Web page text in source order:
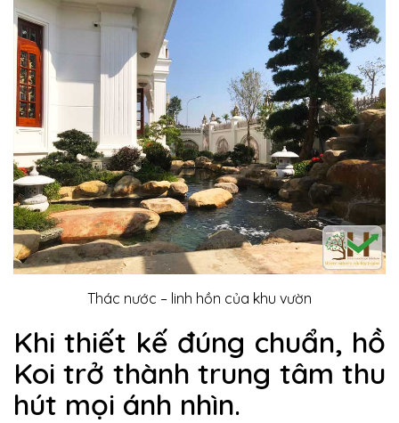
Thác nước – linh hồn của khu vườn
Khi thiết kế đúng chuẩn, hồ
Koi trở thành trung tâm thu
hút mọi ánh nhìn.